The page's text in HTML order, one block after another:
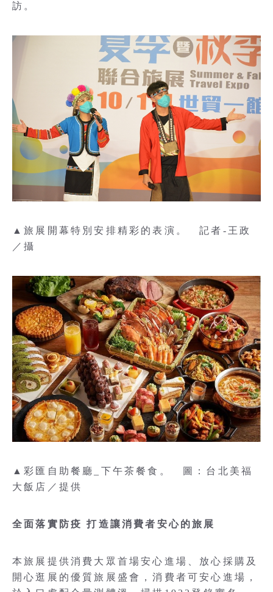
訪。
▲旅展開幕特別安排精彩的表演。 記者-王政
／攝
▲彩匯自助餐廳_下午茶餐食。 圖：台北美福
大飯店／提供
全面落實防疫 打造讓消費者安心的旅展
本旅展提供消費大眾首場安心進場、放心採購及
開心逛展的優質旅展盛會，消費者可安心進場，